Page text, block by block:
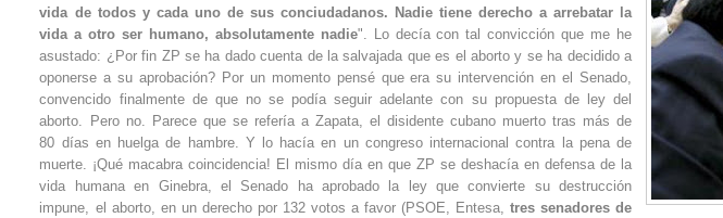
vida de todos y cada uno de sus conciudadanos. Nadie tiene derecho a arrebatar la
vida a otro ser humano, absolutamente nadie". Lo decía con tal convicción que me he
asustado: ¿Por fin ZP se ha dado cuenta de la salvajada que es el aborto y se ha decidido a
oponerse a su aprobación? Por un momento pensé que era su intervención en el Senado,
convencido finalmente de que no se podía seguir adelante con su propuesta de ley del
aborto. Pero no. Parece que se refería a Zapata, el disidente cubano muerto tras más de
80 días en huelga de hambre. Y lo hacía en un congreso internacional contra la pena de
muerte. ¡Qué macabra coincidencia! El mismo día en que ZP se deshacía en defensa de la
vida humana en Ginebra, el Senado ha aprobado la ley que convierte su destrucción
impune, el aborto, en un derecho por 132 votos a favor (PSOE, Entesa, tres senadores de